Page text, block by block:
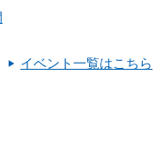
イベント一覧はこちら